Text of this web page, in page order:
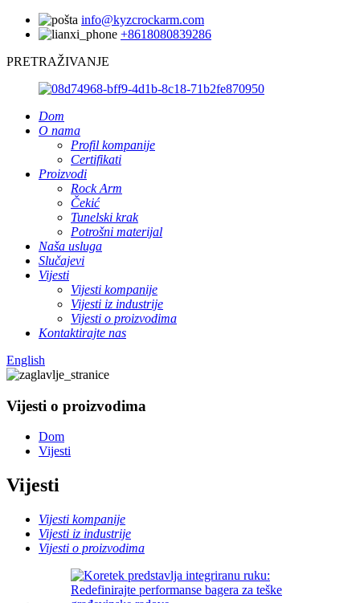
info@kyzcrockarm.com
+8618080839286
PRETRAŽIVANJE
Dom
O nama
Profil kompanije
Certifikati
Proizvodi
Rock Arm
Čekić
Tunelski krak
Potrošni materijal
Naša usluga
Slučajevi
Vijesti
Vijesti kompanije
Vijesti iz industrije
Vijesti o proizvodima
Kontaktirajte nas
English
Vijesti o proizvodima
Dom
Vijesti
Vijesti
Vijesti kompanije
Vijesti iz industrije
Vijesti o proizvodima